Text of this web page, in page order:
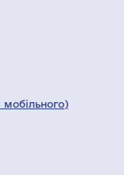
мобільного)